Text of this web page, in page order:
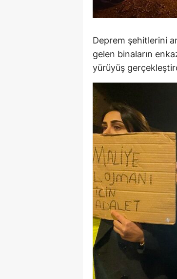
Deprem şehitlerini
gelen binaların
yürüyüş